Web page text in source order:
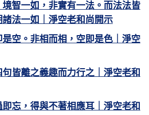
智一如，非實有一法。而法法皆
法一如｜淨空老和尚開示
空。非相而相，空即是色｜淨空
皆離之義趣而力行之｜淨空老和
忘，得與不著相應耳｜淨空老和